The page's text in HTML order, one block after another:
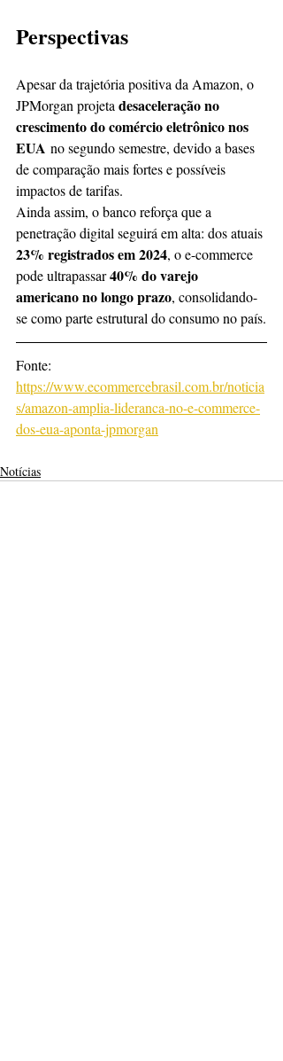
Perspectivas
Apesar da trajetória positiva da Amazon, o
JPMorgan projeta desaceleração no
crescimento do comércio eletrônico nos
EUA no segundo semestre, devido a bases
de comparação mais fortes e possíveis
impactos de tarifas.
Ainda assim, o banco reforça que a
penetração digital seguirá em alta: dos atuais
23% registrados em 2024, o e-commerce
pode ultrapassar 40% do varejo
americano no longo prazo, consolidando-
se como parte estrutural do consumo no país.
Fonte:
https://www.ecommercebrasil.com.br/noticia
s/amazon-amplia-lideranca-no-e-commerce-
dos-eua-aponta-jpmorgan
Notícias